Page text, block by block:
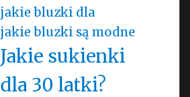
jakie bluzki dla
jakie bluzki są modne
Jakie sukienki
dla 30 latki?